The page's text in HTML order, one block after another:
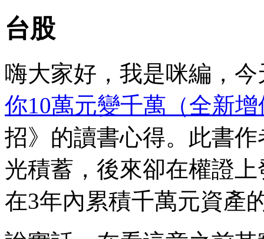
台股
嗨大家好，我是咪編，
你10萬元變千萬（全新
招》的讀書心得。此書
光積蓄，後來卻在權證
在3年內累積千萬元資產